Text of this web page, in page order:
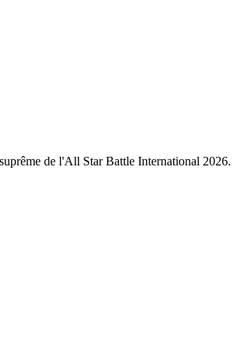
de l'All Star Battle International 2026.